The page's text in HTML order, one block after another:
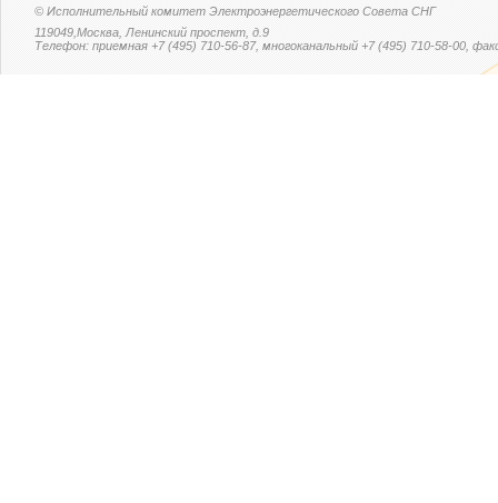
© Исполнительный комитет Электроэнергетического Совета СНГ
119049,Москва, Ленинский проспект, д.9
Телефон: приемная +7 (495) 710-56-87, многоканальный +7 (495) 710-58-00,